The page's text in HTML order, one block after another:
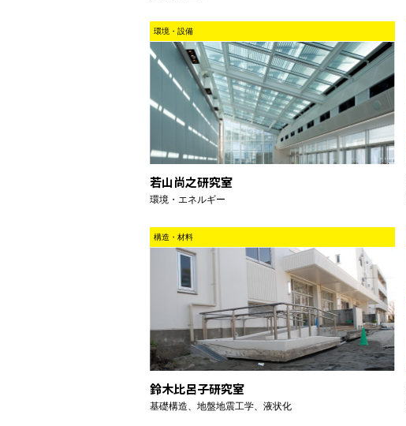
環境・設備
若山尚之研究室
環境・エネルギー
構造・材料
鈴木比呂子研究室
基礎構造、地盤地震工学、液状化